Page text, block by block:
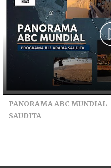
PANORAMA ABC MUNDIAL
SAUDITA